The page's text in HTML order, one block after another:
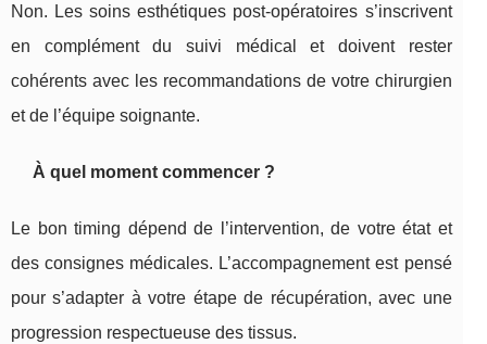
Non. Les soins esthétiques post-opératoires s’inscrivent
en complément du suivi médical et doivent rester
cohérents avec les recommandations de votre chirurgien
et de l’équipe soignante.
À quel moment commencer ?
Le bon timing dépend de l’intervention, de votre état et
des consignes médicales. L’accompagnement est pensé
pour s’adapter à votre étape de récupération, avec une
progression respectueuse des tissus.